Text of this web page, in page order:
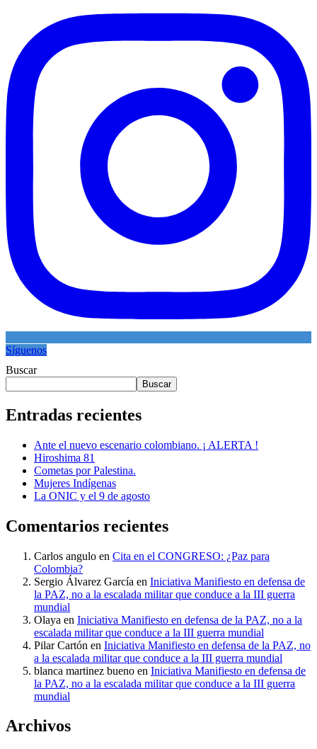
Síguenos
Buscar
Buscar
Entradas recientes
Ante el nuevo escenario colombiano. ¡ ALERTA !
Hiroshima 81
Cometas por Palestina.
Mujeres Indígenas
La ONIC y el 9 de agosto
Comentarios recientes
Carlos angulo en Cita en el CONGRESO: ¿Paz para
Colombia?
Sergio Álvarez García en Iniciativa Manifiesto en defensa de
la PAZ, no a la escalada militar que conduce a la III guerra
mundial
Olaya en Iniciativa Manifiesto en defensa de la PAZ, no a la
escalada militar que conduce a la III guerra mundial
Pilar Cartón en Iniciativa Manifiesto en defensa de la PAZ, no
a la escalada militar que conduce a la III guerra mundial
blanca martinez bueno en Iniciativa Manifiesto en defensa de
la PAZ, no a la escalada militar que conduce a la III guerra
mundial
Archivos